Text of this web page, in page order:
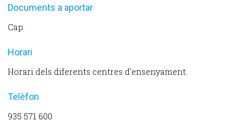
Documents a aportar
Cap.
Horari
Horari dels diferents centres d'ensenyament.
Telèfon
935 571 600